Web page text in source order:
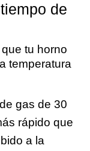
de
tu horno
temperatura
gas de 30
rápido que
a la